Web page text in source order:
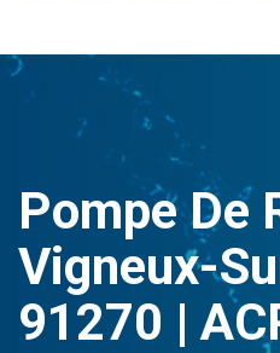
Pompe De
Vigneux-
91270 |